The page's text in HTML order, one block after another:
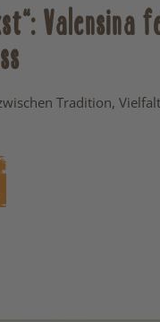
Valensina
Tradition,